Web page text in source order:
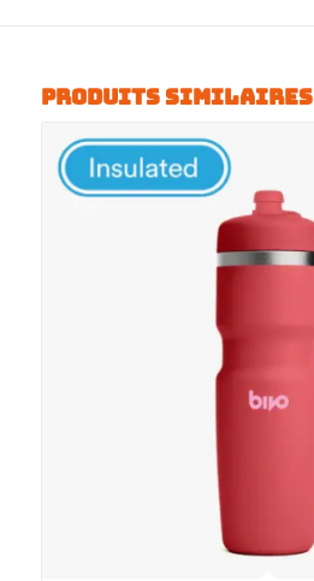
Produits similaires